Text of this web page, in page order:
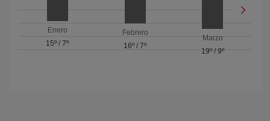
Enero
15º /7º
Febrero
16º / 7º
Marzo
19º/ 9º